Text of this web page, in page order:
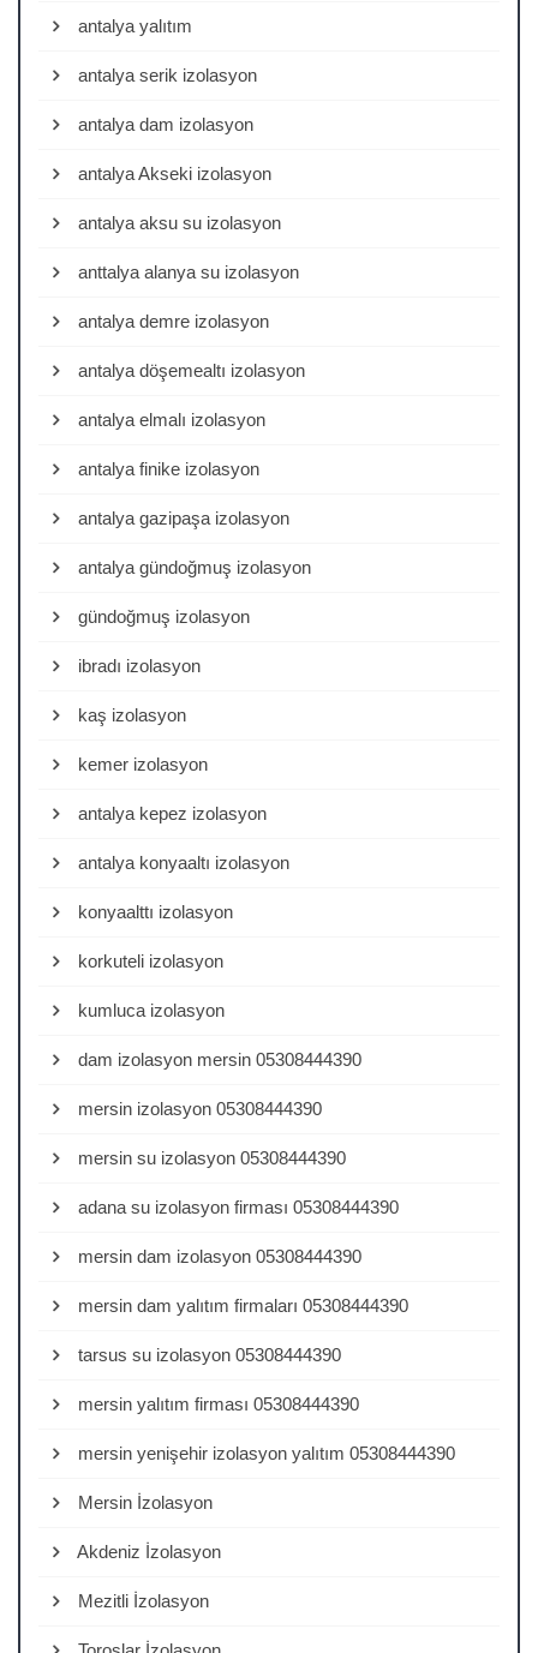
antalya yalıtım
antalya serik izolasyon
antalya dam izolasyon
antalya Akseki izolasyon
antalya aksu su izolasyon
anttalya alanya su izolasyon
antalya demre izolasyon
antalya döşemealtı izolasyon
antalya elmalı izolasyon
antalya finike izolasyon
antalya gazipaşa izolasyon
antalya gündoğmuş izolasyon
gündoğmuş izolasyon
ibradı izolasyon
kaş izolasyon
kemer izolasyon
antalya kepez izolasyon
antalya konyaaltı izolasyon
konyaalttı izolasyon
korkuteli izolasyon
kumluca izolasyon
dam izolasyon mersin 05308444390
mersin izolasyon 05308444390
mersin su izolasyon 05308444390
adana su izolasyon firması 05308444390
mersin dam izolasyon 05308444390
mersin dam yalıtım firmaları 05308444390
tarsus su izolasyon 05308444390
mersin yalıtım firması 05308444390
mersin yenişehir izolasyon yalıtım 05308444390
Mersin İzolasyon
Akdeniz İzolasyon
Mezitli İzolasyon